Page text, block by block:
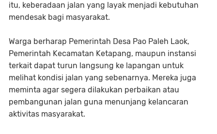
itu, keberadaan jalan yang layak menjadi kebutuhan
mendesak bagi masyarakat.
Warga berharap Pemerintah Desa Pao Paleh Laok,
Pemerintah Kecamatan Ketapang, maupun instansi
terkait dapat turun langsung ke lapangan untuk
melihat kondisi jalan yang sebenarnya. Mereka juga
meminta agar segera dilakukan perbaikan atau
pembangunan jalan guna menunjang kelancaran
aktivitas masyarakat.